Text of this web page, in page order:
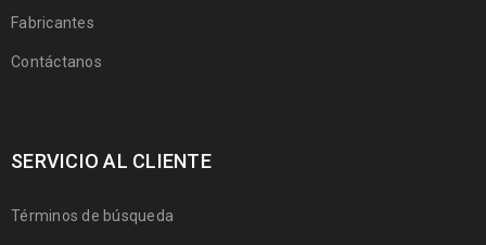
Fabricantes
Contáctanos
SERVICIO AL CLIENTE
Términos de búsqueda